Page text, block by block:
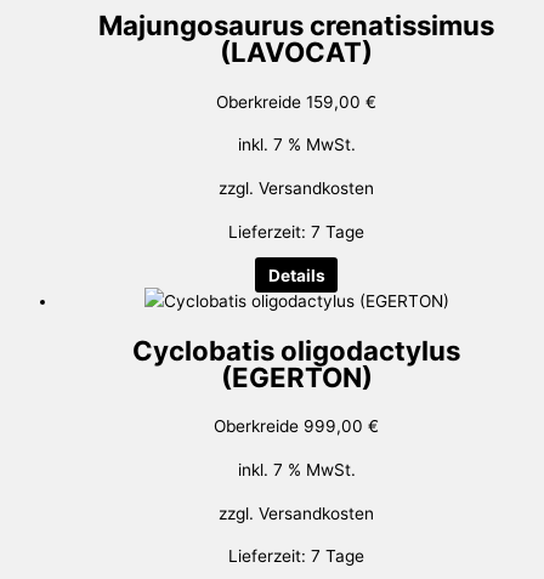
Majungosaurus crenatissimus
(LAVOCAT)
Oberkreide 159,00 €
inkl. 7 % MwSt.
zzgl. Versandkosten
Lieferzeit: 7 Tage
Details
Cyclobatis oligodactylus
(EGERTON)
Oberkreide 999,00 €
inkl. 7 % MwSt.
zzgl. Versandkosten
Lieferzeit: 7 Tage